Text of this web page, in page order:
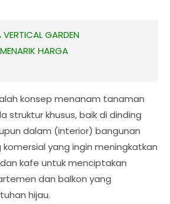
GARDEN
HARGA
konsep menanam tanaman
struktur khusus, baik di dinding
dalam (interior) bangunan
yang ingin meningkatkan
kafe untuk menciptakan
dan balkon yang
hijau.